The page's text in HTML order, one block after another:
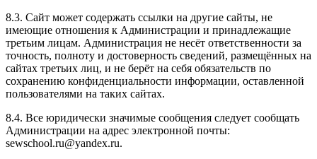
8.3. Сайт может содержать ссылки на другие сайты, не
имеющие отношения к Администрации и принадлежащие
третьим лицам. Администрация не несёт ответственности за
точность, полноту и достоверность сведений, размещённых на
сайтах третьих лиц, и не берёт на себя обязательств по
сохранению конфиденциальности информации, оставленной
пользователями на таких сайтах.
8.4. Все юридически значимые сообщения следует сообщать
Администрации на адрес электронной почты:
sewschool.ru@yandex.ru.